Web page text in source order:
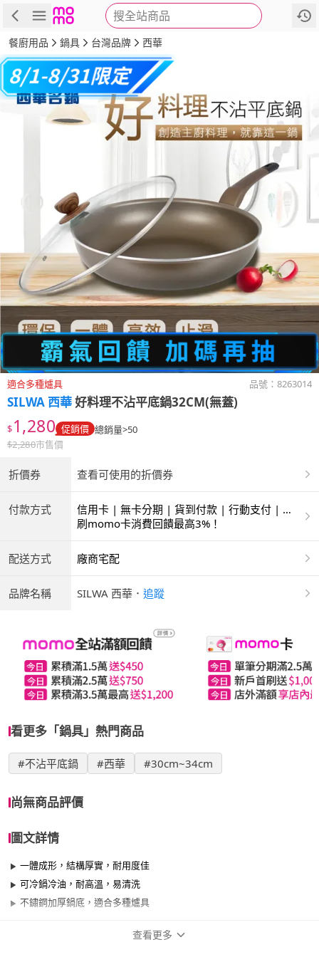
搜全站商品
商品 評價 詳情
餐廚用品 鍋具 台灣品牌 西華
適合多種爐具 品號： 8263014
SILWA 西華好料理不沾平底鍋32CM(無蓋)
$1,280 促銷價 總銷量>50
$2,280市售價
折價券 查看可使用的折價券
付款方式
信用卡 | 無卡分期 | 貨到付款 | 行動支付 | 超
商付款 | ATM | 銀聯卡
刷momo卡消費回饋最高3%！
配送方式 廠商宅配
品牌名稱 SILWA 西華 ． 追蹤
看更多「鍋具」熱門商品
#不沾平底鍋 #西華 #30cm~34cm
尚無商品評價
圖文詳情
一體成形，結構厚實，耐用度佳
可冷鍋冷油，耐高溫，易清洗
不鏽鋼加厚鍋底，適合多種爐具
查看更多